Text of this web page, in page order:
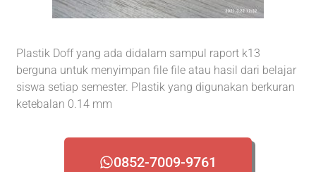
Plastik Doff yang ada didalam sampul raport k13
berguna untuk menyimpan file file atau hasil dari belajar
siswa setiap semester. Plastik yang digunakan berkuran
ketebalan 0.14 mm
0852-7009-9761